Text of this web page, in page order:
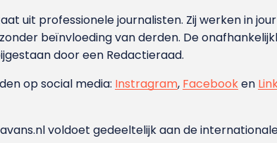
uit professionele journalisten. Zij werken in
beïnvloeding van derden. De
door een Redactieraad.
op social media: Instragram, Facebooken
voldoet gedeeltelijk aan de